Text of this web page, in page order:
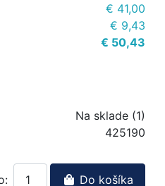
€ 41,00
€ 9,43
€ 50,43
Na sklade (1)
425190
Do košíka